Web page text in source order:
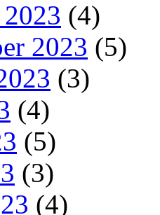
(4)
2023 (5)
(3)
(4)
(5)
(3)
(4)